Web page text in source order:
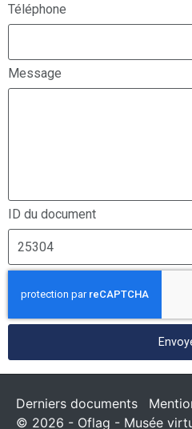
Téléphone
Message
ID du document
Derniers documents
© 2026 - Oflag - Musée